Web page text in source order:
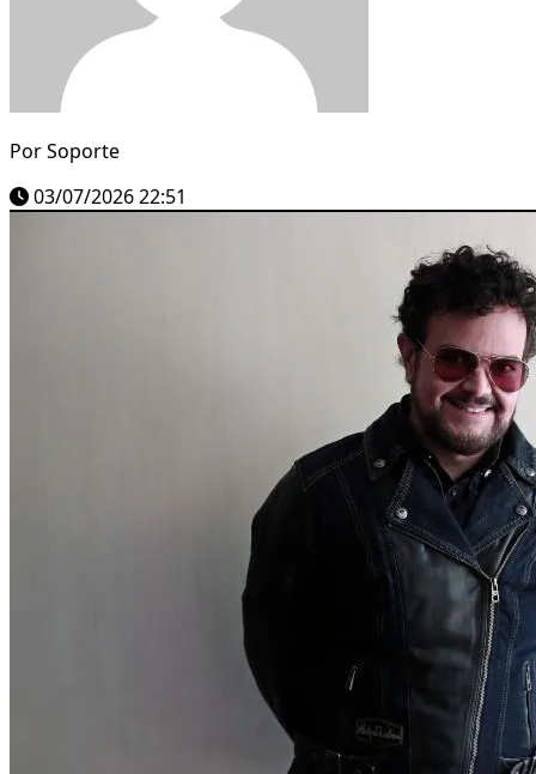
PorSoporte
03/07/2026 22:51